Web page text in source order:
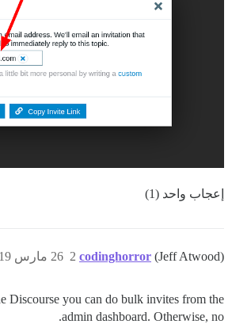
إعجاب واحد (1)
codinghorror (Jeff Atwood) 26 مارس 2019، 10:43ص 2
Discourse you can do bulk invites from the
admin dashboard. Otherwise, no.